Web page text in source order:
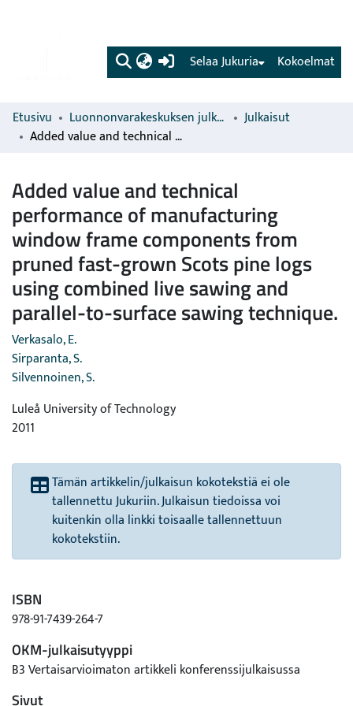
(current) Kokoelmat
Selaa Jukuria
Etusivu Luonnonvarakeskuksen julkaisut
Julkaisut
Added value and technical performance of manufacturing window frame components from pruned fast-grown Scots pine logs using combined live sawing and parallel-to-surface sawing technique.
Added value and technical
performance of manufacturing
window frame components from
pruned fast-grown Scots pine logs
using combined live sawing and
parallel-to-surface sawing technique.
Verkasalo, E.
Sirparanta, S.
Silvennoinen, S.
Luleå University of Technology
2011
Tämän artikkelin/julkaisun kokotekstiä ei ole
tallennettu Jukuriin. Julkaisun tiedoissa voi
kuitenkin olla linkki toisaalle tallennettuun
kokotekstiin.
ISBN
978-91-7439-264-7
OKM-julkaisutyyppi
B3 Vertaisarvioimaton artikkeli konferenssijulkaisussa
Sivut